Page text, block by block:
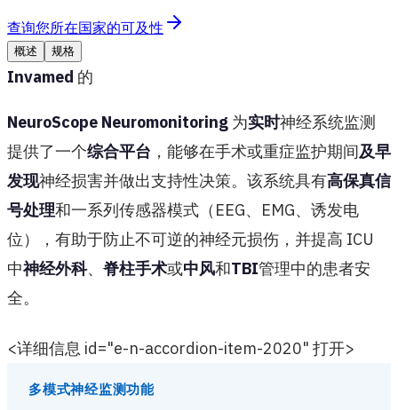
查询您所在国家的可及性
概述 规格
Invamed 的
NeuroScope Neuromonitoring 为实时神经系统监测
提供了一个综合平台 ，能够在手术或重症监护期间及早
发现神经损害并做出支持性决策。该系统具有高保真信
号处理和一系列传感器模式（EEG、EMG、诱发电
位），有助于防止不可逆的神经元损伤，并提高 ICU
中神经外科、脊柱手术或中风和TBI管理中的患者安
全。
<详细信息 id="e-n-accordion-item-2020" 打开>
多模式神经监测功能